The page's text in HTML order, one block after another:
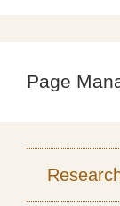
Page